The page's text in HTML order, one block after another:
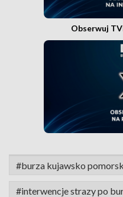
Obserwuj
#burza kujawsko
#interwencje strazy po